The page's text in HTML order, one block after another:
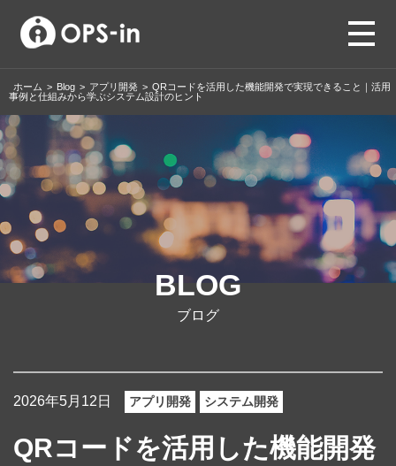
ホーム > Blog > アプリ開発 > QRコードを活用した機能開発で実現できること｜活用
事例と仕組みから学ぶシステム設計のヒント
BLOG
ブログ
2026年5月12日 アプリ開発 システム開発
QRコードを活用した機能開発